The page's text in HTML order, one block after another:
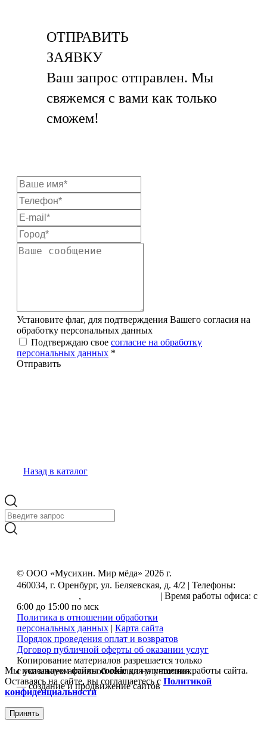
ОТПРАВИТЬ
ЗАЯВКУ
Ваш запрос отправлен. Мы
свяжемся с вами как только
сможем!
Установите флаг, для подтверждения Вашего согласия на
обработку персональных данных
Подтверждаю свое согласие на обработку
персональных данных *
Отправить
Назад в каталог
© ООО «Мусихин. Мир мёда» 2026 г.
460034, г. Оренбург, ул. Беляевская, д. 4/2 | Телефоны:
,
| Время работы офиса: с
6:00 до 15:00 по мск
Политика в отношении обработки
персональных данных | Карта сайта
Порядок проведения оплат и возвратов
Договор публичной оферты об оказании услуг
Копирование материалов разрешается только
с указанием активной ссылки на источник.
— создание и продвижение сайтов
Мы используем файлыcookieдля улучшения работы сайта.
Оставаясь на сайте, вы соглашаетесь с Политикой
конфиденциальности
Принять